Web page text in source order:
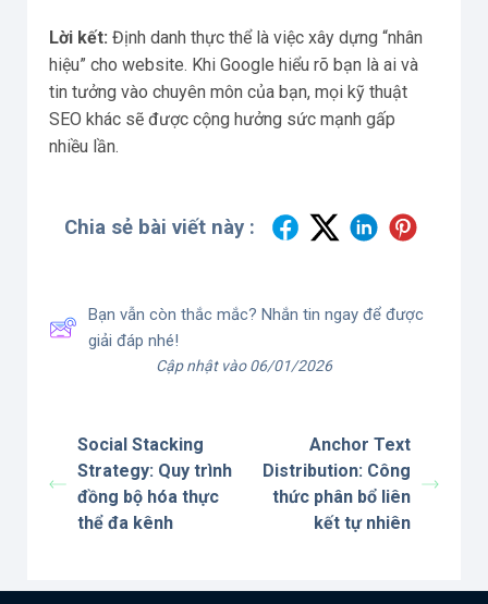
Lời kết: Định danh thực thể là việc xây dựng “nhân
hiệu” cho website. Khi Google hiểu rõ bạn là ai và
tin tưởng vào chuyên môn của bạn, mọi kỹ thuật
SEO khác sẽ được cộng hưởng sức mạnh gấp
nhiều lần.
Chia sẻ bài viết này :
Bạn vẫn còn thắc mắc? Nhắn tin ngay để được
giải đáp nhé!
Cập nhật vào 06/01/2026
Social Stacking
Strategy: Quy trình
đồng bộ hóa thực
thể đa kênh
Anchor Text
Distribution: Công
thức phân bổ liên
kết tự nhiên